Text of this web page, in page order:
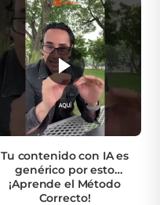
Tu contenido con IA es
genérico por esto
¡Aprende el Método
Correcto!